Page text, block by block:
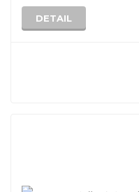
DETAIL